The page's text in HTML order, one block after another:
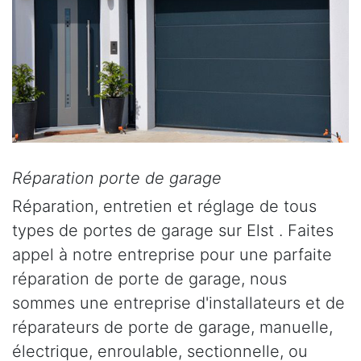
Réparation porte de garage
Réparation, entretien et réglage de tous
types de portes de garage sur Elst . Faites
appel à notre entreprise pour une parfaite
réparation de porte de garage, nous
sommes une entreprise d'installateurs et de
réparateurs de porte de garage, manuelle,
électrique, enroulable, sectionnelle, ou